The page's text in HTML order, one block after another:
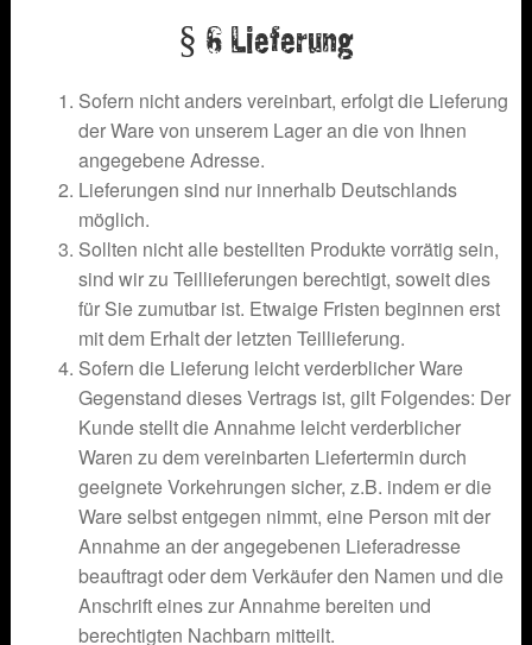
§ 6 Lieferung
Sofern nicht anders vereinbart, erfolgt die Lieferung
der Ware von unserem Lager an die von Ihnen
angegebene Adresse.
Lieferungen sind nur innerhalb Deutschlands
möglich.
Sollten nicht alle bestellten Produkte vorrätig sein,
sind wir zu Teillieferungen berechtigt, soweit dies
für Sie zumutbar ist. Etwaige Fristen beginnen erst
mit dem Erhalt der letzten Teillieferung.
Sofern die Lieferung leicht verderblicher Ware
Gegenstand dieses Vertrags ist, gilt Folgendes: Der
Kunde stellt die Annahme leicht verderblicher
Waren zu dem vereinbarten Liefertermin durch
geeignete Vorkehrungen sicher, z.B. indem er die
Ware selbst entgegen nimmt, eine Person mit der
Annahme an der angegebenen Lieferadresse
beauftragt oder dem Verkäufer den Namen und die
Anschrift eines zur Annahme bereiten und
berechtigten Nachbarn mitteilt.